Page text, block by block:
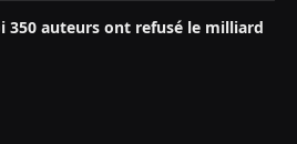
350 auteurs ont refusé le milliard